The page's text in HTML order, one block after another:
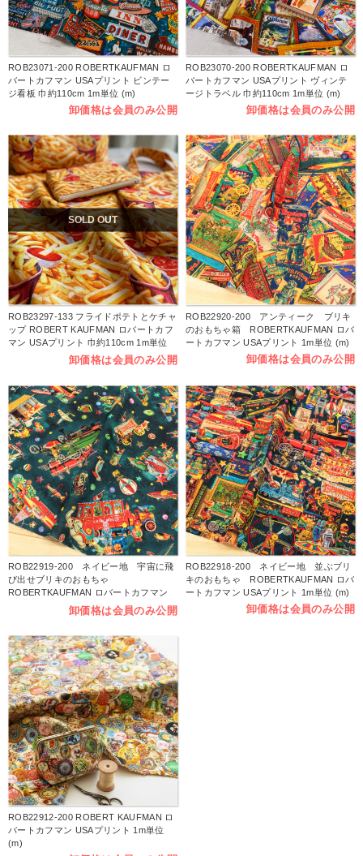
ROB23071-200 ROBERTKAUFMAN ロ
バートカフマン USAプリント ビンテー
ジ看板 巾約110cm 1m単位 (m)
卸価格は会員のみ公開
ROB23070-200 ROBERTKAUFMAN ロ
バートカフマン USAプリント ヴィンテ
ージトラベル 巾約110cm 1m単位 (m)
卸価格は会員のみ公開
SOLD OUT
ROB23297-133 フライドポテトとケチャ
ップ ROBERT KAUFMAN ロバートカフ
マン USAプリント 巾約110cm 1m単位
卸価格は会員のみ公開
ROB22920-200 アンティーク ブリキ
のおもちゃ箱 ROBERTKAUFMAN ロバ
ートカフマン USAプリント 1m単位 (m)
卸価格は会員のみ公開
ROB22919-200 ネイビー地 宇宙に飛
び出せブリキのおもちゃ
ROBERTKAUFMAN ロバートカフマン
USAプリント 1m単位 (m)卸価格は会員のみ公開
ROB22918-200 ネイビー地 並ぶブリ
キのおもちゃ ROBERTKAUFMAN ロバ
ートカフマン USAプリント 1m単位 (m)
卸価格は会員のみ公開
ROB22912-200 ROBERT KAUFMAN ロ
バートカフマン USAプリント 1m単位
(m)